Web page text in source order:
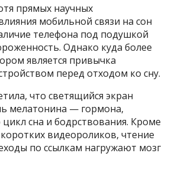
прямых научных
мобильной связи на сон
телефона под подушкой
Однако куда более
является привычка
перед отходом ко сну.
что светящийся экран
мелатонина — гормона,
сна и бодрствования. Кроме
видеороликов, чтение
по ссылкам нагружают мозг